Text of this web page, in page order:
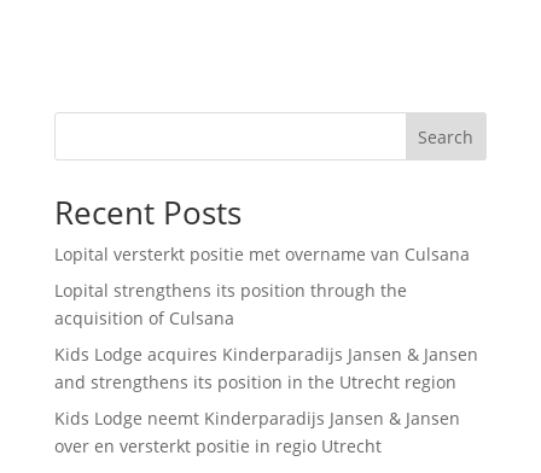
Search
Recent Posts
Lopital versterkt positie met overname van Culsana
Lopital strengthens its position through the
acquisition of Culsana
Kids Lodge acquires Kinderparadijs Jansen & Jansen
and strengthens its position in the Utrecht region
Kids Lodge neemt Kinderparadijs Jansen & Jansen
over en versterkt positie in regio Utrecht